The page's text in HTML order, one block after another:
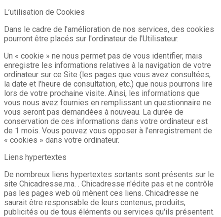
L’utilisation de Cookies
Dans le cadre de l'amélioration de nos services, des cookies
pourront être placés sur l'ordinateur de l'Utilisateur.
Un « cookie » ne nous permet pas de vous identifier, mais
enregistre les informations relatives à la navigation de votre
ordinateur sur ce Site (les pages que vous avez consultées,
la date et l'heure de consultation, etc.) que nous pourrons lire
lors de votre prochaine visite. Ainsi, les informations que
vous nous avez fournies en remplissant un questionnaire ne
vous seront pas demandées à nouveau. La durée de
conservation de ces informations dans votre ordinateur est
de 1 mois. Vous pouvez vous opposer à l'enregistrement de
« cookies » dans votre ordinateur.
Liens hypertextes
De nombreux liens hypertextes sortants sont présents sur le
site Chicadresse.ma. . Chicadresse n'édite pas et ne contrôle
pas les pages web où mènent ces liens. Chicadresse ne
saurait être responsable de leurs contenus, produits,
publicités ou de tous éléments ou services qu'ils présentent.